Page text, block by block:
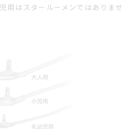
用はスタールーメンではありませ